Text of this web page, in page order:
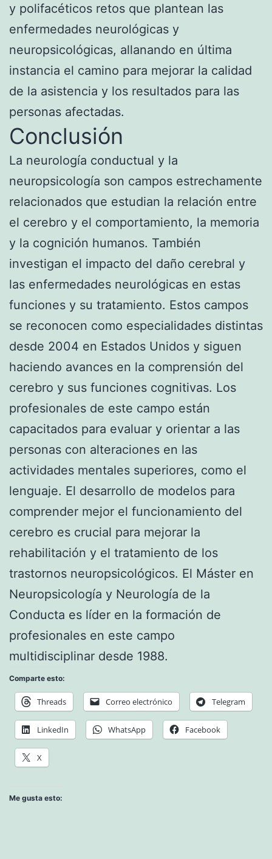
y polifacéticos retos que plantean las
enfermedades neurológicas y
neuropsicológicas, allanando en última
instancia el camino para mejorar la calidad
de la asistencia y los resultados para las
personas afectadas.
Conclusión
La neurología conductual y la
neuropsicología son campos estrechamente
relacionados que estudian la relación entre
el cerebro y el comportamiento, la memoria
y la cognición humanos. También
investigan el impacto del daño cerebral y
las enfermedades neurológicas en estas
funciones y su tratamiento. Estos campos
se reconocen como especialidades distintas
desde 2004 en Estados Unidos y siguen
haciendo avances en la comprensión del
cerebro y sus funciones cognitivas. Los
profesionales de este campo están
capacitados para evaluar y orientar a las
personas con alteraciones en las
actividades mentales superiores, como el
lenguaje. El desarrollo de modelos para
comprender mejor el funcionamiento del
cerebro es crucial para mejorar la
rehabilitación y el tratamiento de los
trastornos neuropsicológicos. El Máster en
Neuropsicología y Neurología de la
Conducta es líder en la formación de
profesionales en este campo
multidisciplinar desde 1988.
Comparte esto:
Threads Correo electrónico Telegram
LinkedIn WhatsApp Facebook
X
Me gusta esto: